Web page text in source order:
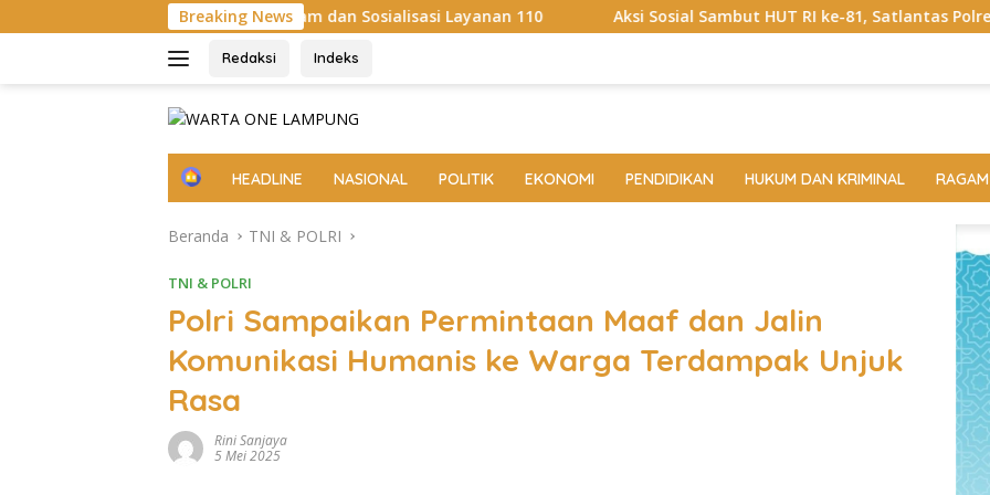
ke
Breaking News
Ronda Malam dan Sosialisasi Layanan 110 Aksi Sosial Sambut HUT RI ke-81, Satlantas Polres Way Kanan Bagikan
Redaksi Indeks
H
e
HEADLINE NASIONAL POLITIK EKONOMI PENDIDIKAN HUKUM DAN KRIMINAL RAGAM
Beranda TNI & POLRI
TNI & POLRI
Polri Sampaikan Permintaan Maaf dan Jalin
Komunikasi Humanis ke Warga Terdampak Unjuk
Rasa
Rini Sanjaya
5 Mei 2025